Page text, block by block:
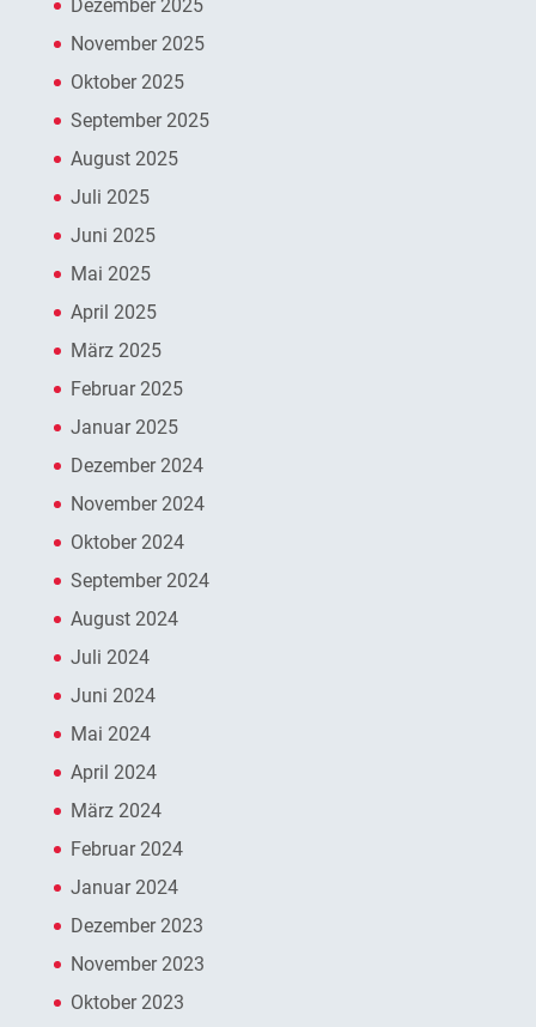
Dezember 2025
November 2025
Oktober 2025
September 2025
August 2025
Juli 2025
Juni 2025
Mai 2025
April 2025
März 2025
Februar 2025
Januar 2025
Dezember 2024
November 2024
Oktober 2024
September 2024
August 2024
Juli 2024
Juni 2024
Mai 2024
April 2024
März 2024
Februar 2024
Januar 2024
Dezember 2023
November 2023
Oktober 2023